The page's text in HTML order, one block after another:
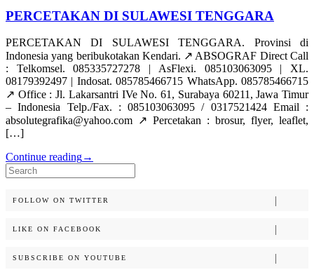
PERCETAKAN DI SULAWESI TENGGARA
PERCETAKAN DI SULAWESI TENGGARA. Provinsi di
Indonesia yang beribukotakan Kendari. ↗️ ABSOGRAF Direct Call
: Telkomsel. 085335727278 | AsFlexi. 085103063095 | XL.
08179392497 | Indosat. 085785466715 WhatsApp. 085785466715
↗️ Office : Jl. Lakarsantri IVe No. 61, Surabaya 60211, Jawa Timur
– Indonesia Telp./Fax. : 085103063095 / 0317521424 Email :
absolutegrafika@yahoo.com ↗️ Percetakan : brosur, flyer, leaflet,
[…]
Continue reading→
Search
for:
FOLLOW ON TWITTER
LIKE ON FACEBOOK
SUBSCRIBE ON YOUTUBE